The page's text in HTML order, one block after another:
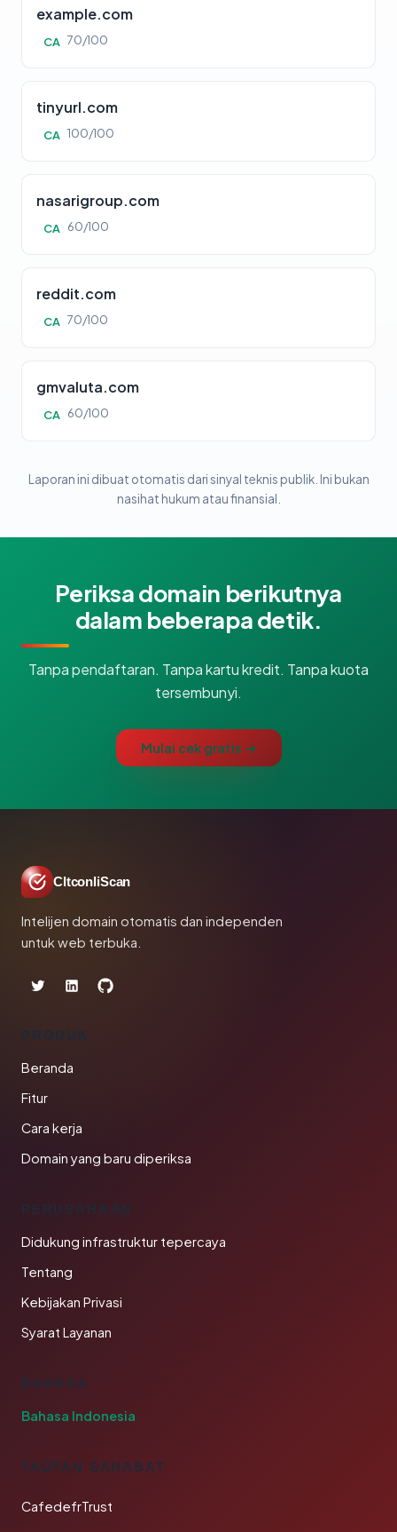
example.com
CA 70/100
tinyurl.com
CA 100/100
nasarigroup.com
CA 60/100
reddit.com
CA 70/100
gmvaluta.com
CA 60/100
Laporan ini dibuat otomatis dari sinyal teknis publik. Ini bukan
nasihat hukum atau finansial.
Periksa domain berikutnya
dalam beberapa detik.
Tanpa pendaftaran. Tanpa kartu kredit. Tanpa kuota
tersembunyi.
Mulai cek gratis →
CltconliScan
Intelijen domain otomatis dan independen
untuk web terbuka.
PRODUK
Beranda
Fitur
Cara kerja
Domain yang baru diperiksa
PERUSAHAAN
Didukung infrastruktur tepercaya
Tentang
Kebijakan Privasi
Syarat Layanan
BAHASA
Bahasa Indonesia
TAUTAN SAHABAT
CafedefrTrust